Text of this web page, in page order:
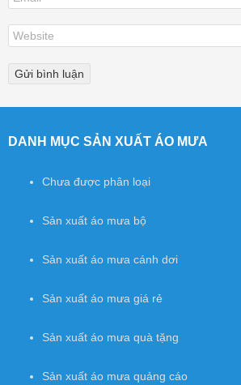
DANH MỤC SẢN XUẤT ÁO MƯA
Chưa được phân loại
Sản xuất áo mưa bộ
Sản xuất áo mưa cánh dơi
Sản xuất áo mưa giá rẻ
Sản xuất áo mưa quà tặng
Sản xuất áo mưa quảng cáo